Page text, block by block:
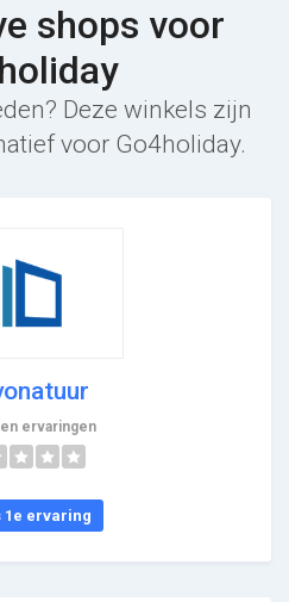
shops voor
Deze winkels zijn
voor Go4holiday.
ervaringen
1e ervaring